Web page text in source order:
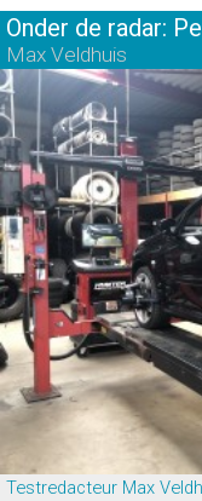
Onder de radar:
Max Veldhuis
Testredacteur Max